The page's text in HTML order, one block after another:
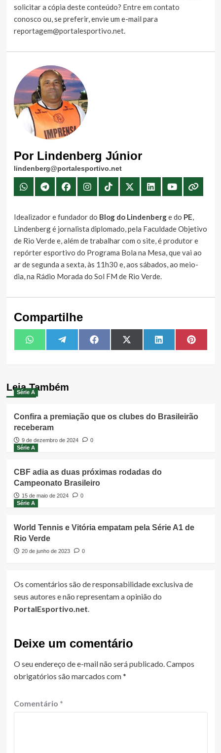
solicitar a cópia deste conteúdo? Entre em contato
conosco ou, se preferir, envie um e-mail para
reportagem@portalesportivo.net.
Por Lindenberg Júnior
lindenberg@portalesportivo.net
Idealizador e fundador do Blog do Lindenberge do PE,
Lindenberg é jornalista diplomado, pela Faculdade Objetivo
de Rio Verde e, além de trabalhar com o site, é produtor e
repórter esportivo do Programa Bola na Mesa, que vai ao
ar de segunda a sexta, às 11h30 e, aos sábados, ao meio-
dia, na Rádio Morada do Sol FM de Rio Verde.
Compartilhe
Share
on
WhatsAppShare
on
TelegramShare
on
FacebookShare
on
X
(Twitter)
Share
on
LinkedIn Share
on
Leia Também
Série A
Confira a premiação que os clubes do Brasileirão
receberam
9 de dezembro de 2024
0
Série A
CBF adia as duas próximas rodadas do
Campeonato Brasileiro
15 de maio de 2024
0
Série A
World Tennis e Vitória empatam pela Série A1 de
Rio Verde
20 de junho de 2023 0
Os comentários são de responsabilidade exclusiva de
seus autores e não representam a opinião do
PortalEsportivo.net
Deixe um comentário
O seu endereço de e-mail não será publicado. Campos
obrigatórios são marcados com*
Comentário *